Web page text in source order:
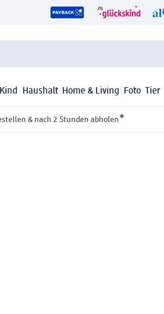
Haushalt Home & Living Foto Tier
& nach 2 Stunden abholen*